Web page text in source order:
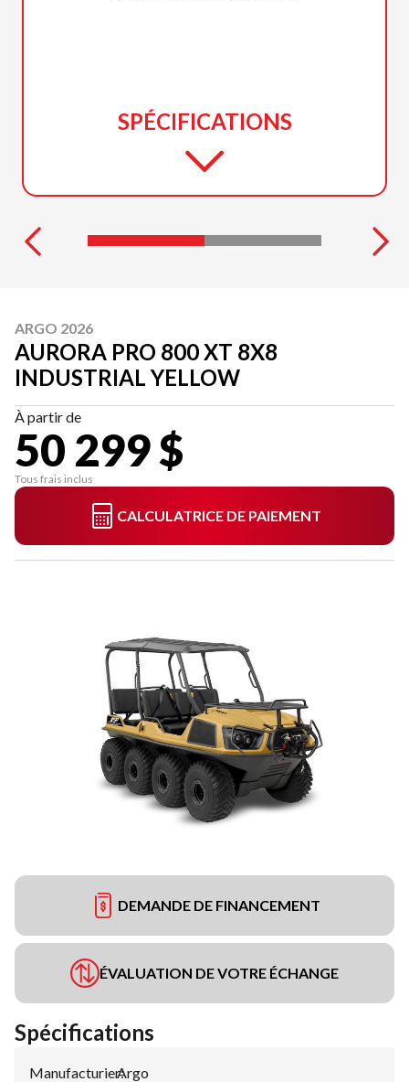
SPÉCIFICATIONS
ARGO 2026
AURORA PRO 800 XT 8X8
INDUSTRIAL YELLOW
À partir de
50 299 $
Tous frais inclus
CALCULATRICE DE PAIEMENT
DEMANDE DE FINANCEMENT
ÉVALUATION DE VOTRE ÉCHANGE
Spécifications
Manufacturier:
Argo